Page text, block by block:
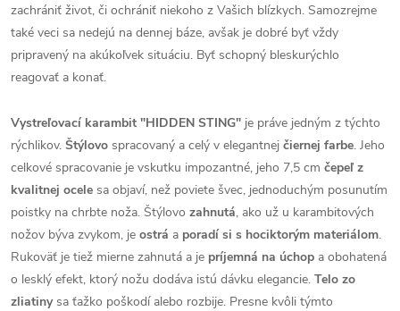
zachrániť život, či ochrániť niekoho z Vašich blízkych. Samozrejme
také veci sa nedejú na dennej báze, avšak je dobré byť vždy
pripravený na akúkoľvek situáciu. Byť schopný bleskurýchlo
reagovať a konať.
Vystreľovací karambit "HIDDEN STING" je práve jedným z týchto
rýchlikov. Štýlovo spracovaný a celý v elegantnej čiernej farbe. Jeho
celkové spracovanie je vskutku impozantné, jeho 7,5 cm čepeľ z
kvalitnej ocele sa objaví, než poviete švec, jednoduchým posunutím
poistky na chrbte noža. Štýlovo zahnutá, ako už u karambitových
nožov býva zvykom, je ostrá a poradí si s hociktorým materiálom.
Rukoväť je tiež mierne zahnutá a je príjemná na úchop a obohatená
o lesklý efekt, ktorý nožu dodáva istú dávku elegancie. Telo zo
zliatinysa ťažko poškodí alebo rozbije. Presne kvôli týmto